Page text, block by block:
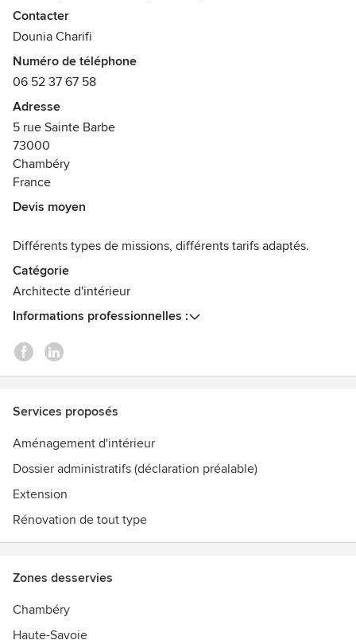
professionnels pour penser et sublimer vos espaces.
Aménagement, rénovation ou installation éphémères ou
adaptées à vos besoins.
Récompenses :
Architecte d’interieur école ESDAC Aix en provence,
designer d’espace et scénographe (ENAAI)
Contacter
Dounia Charifi
Numéro de téléphone
06 52 37 67 58
Adresse
5 rue Sainte Barbe
73000
Chambéry
France
Devis moyen
Différents types de missions, différents tarifs adaptés.
Catégorie
Architecte d'intérieur
Informations professionnelles :
Services proposés
Aménagement d'intérieur
Dossier administratifs (déclaration préalable)
Extension
Rénovation de tout type
Zones desservies
Chambéry
Haute-Savoie